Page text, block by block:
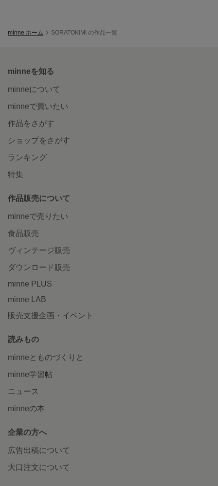
minne ホーム SORATOKIMI の作品一覧
minneを知る
minneについて
minneで買いたい
作品をさがす
ショップをさがす
ランキング
特集
作品販売について
minneで売りたい
食品販売
ヴィンテージ販売
ダウンロード販売
minne PLUS
minne LAB
販売支援企画・イベント
読みもの
minneとものづくりと
minne学習帖
ニュース
minneの本
企業の方へ
広告出稿について
大口注文について